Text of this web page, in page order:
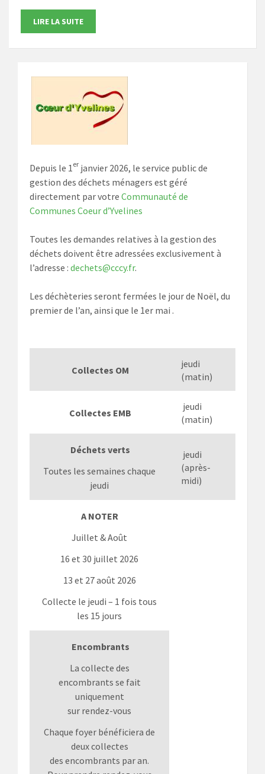
LIRE LA SUITE
Depuis le 1 er janvier 2026, le service public de
gestion des déchets ménagers est géré
directement par votre Communauté de
Communes Coeur d’Yvelines
Toutes les demandes relatives à la gestion des
déchets doivent être adressées exclusivement à
l’adresse : dechets@cccy.fr.
Les déchèteries seront fermées le jour de Noël, du
premier de l’an, ainsi que le 1er mai .
Collectes OM
jeudi
(matin)
Collectes EMB
jeudi
(matin)
Déchets verts
Toutes les semaines chaque
jeudi
jeudi
(après-
midi)
A NOTER
Juillet & Août
16 et 30 juillet 2026
13 et 27 août 2026
Collecte le jeudi – 1 fois tous
les 15 jours
Encombrants
La collecte des
encombrants se fait
uniquement
sur rendez-vous
Chaque foyer bénéficiera de
deux collectes
des encombrants par an.